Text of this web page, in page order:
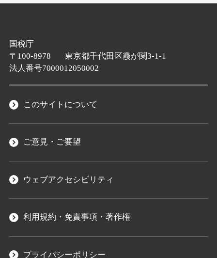
国税庁
〒100-8978
東京都千代田区霞が関3-1-1
法人番号7000012050002
このサイトについて
ご意見・ご要望
ウェブアクセシビリティ
利用規約・免責事項・著作権
プライバシーポリシー